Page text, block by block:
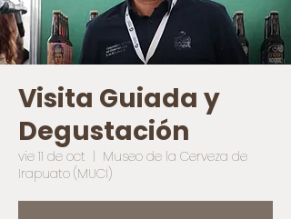
Visita Guiada y
Degustación
vie 11 de oct
  |
Museo de la Cerveza de
Irapuato (MUCI)